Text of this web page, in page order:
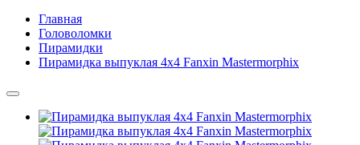
Главная
Головоломки
Пирамидки
Пирамидка выпуклая 4х4 Fanxin Mastermorphix